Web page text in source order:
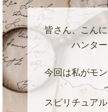
皆さん、こん
ハンター
今回は私がモ
スピリチュア